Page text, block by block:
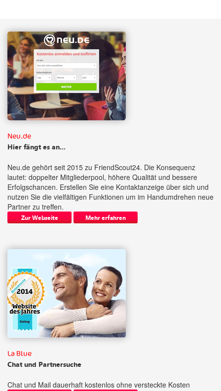
Neu.de
Hier fängt es an...
Neu.de gehört seit 2015 zu FriendScout24. Die Konsequenz
lautet: doppelter Mitgliederpool, höhere Qualität und bessere
Erfolgschancen. Erstellen Sie eine Kontaktanzeige über sich und
nutzen Sie die vielfältigen Funktionen um im Handumdrehen neue
Partner zu treffen.
Zur Webseite Mehr erfahren
La Blue
Chat und Partnersuche
Chat und Mail dauerhaft kostenlos ohne versteckte Kosten